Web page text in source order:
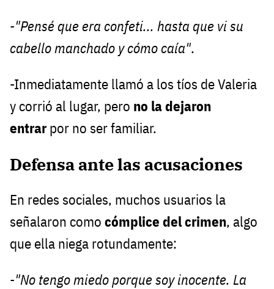
-"Pensé que era confeti... hasta que vi su
cabello manchado y cómo caía".
-Inmediatamente llamó a los tíos de Valeria
y corrió al lugar, pero no la dejaron
entrar por no ser familiar.
Defensa ante las acusaciones
En redes sociales, muchos usuarios la
señalaron como cómplice del crimen, algo
que ella niega rotundamente:
-"No tengo miedo porque soy inocente. La